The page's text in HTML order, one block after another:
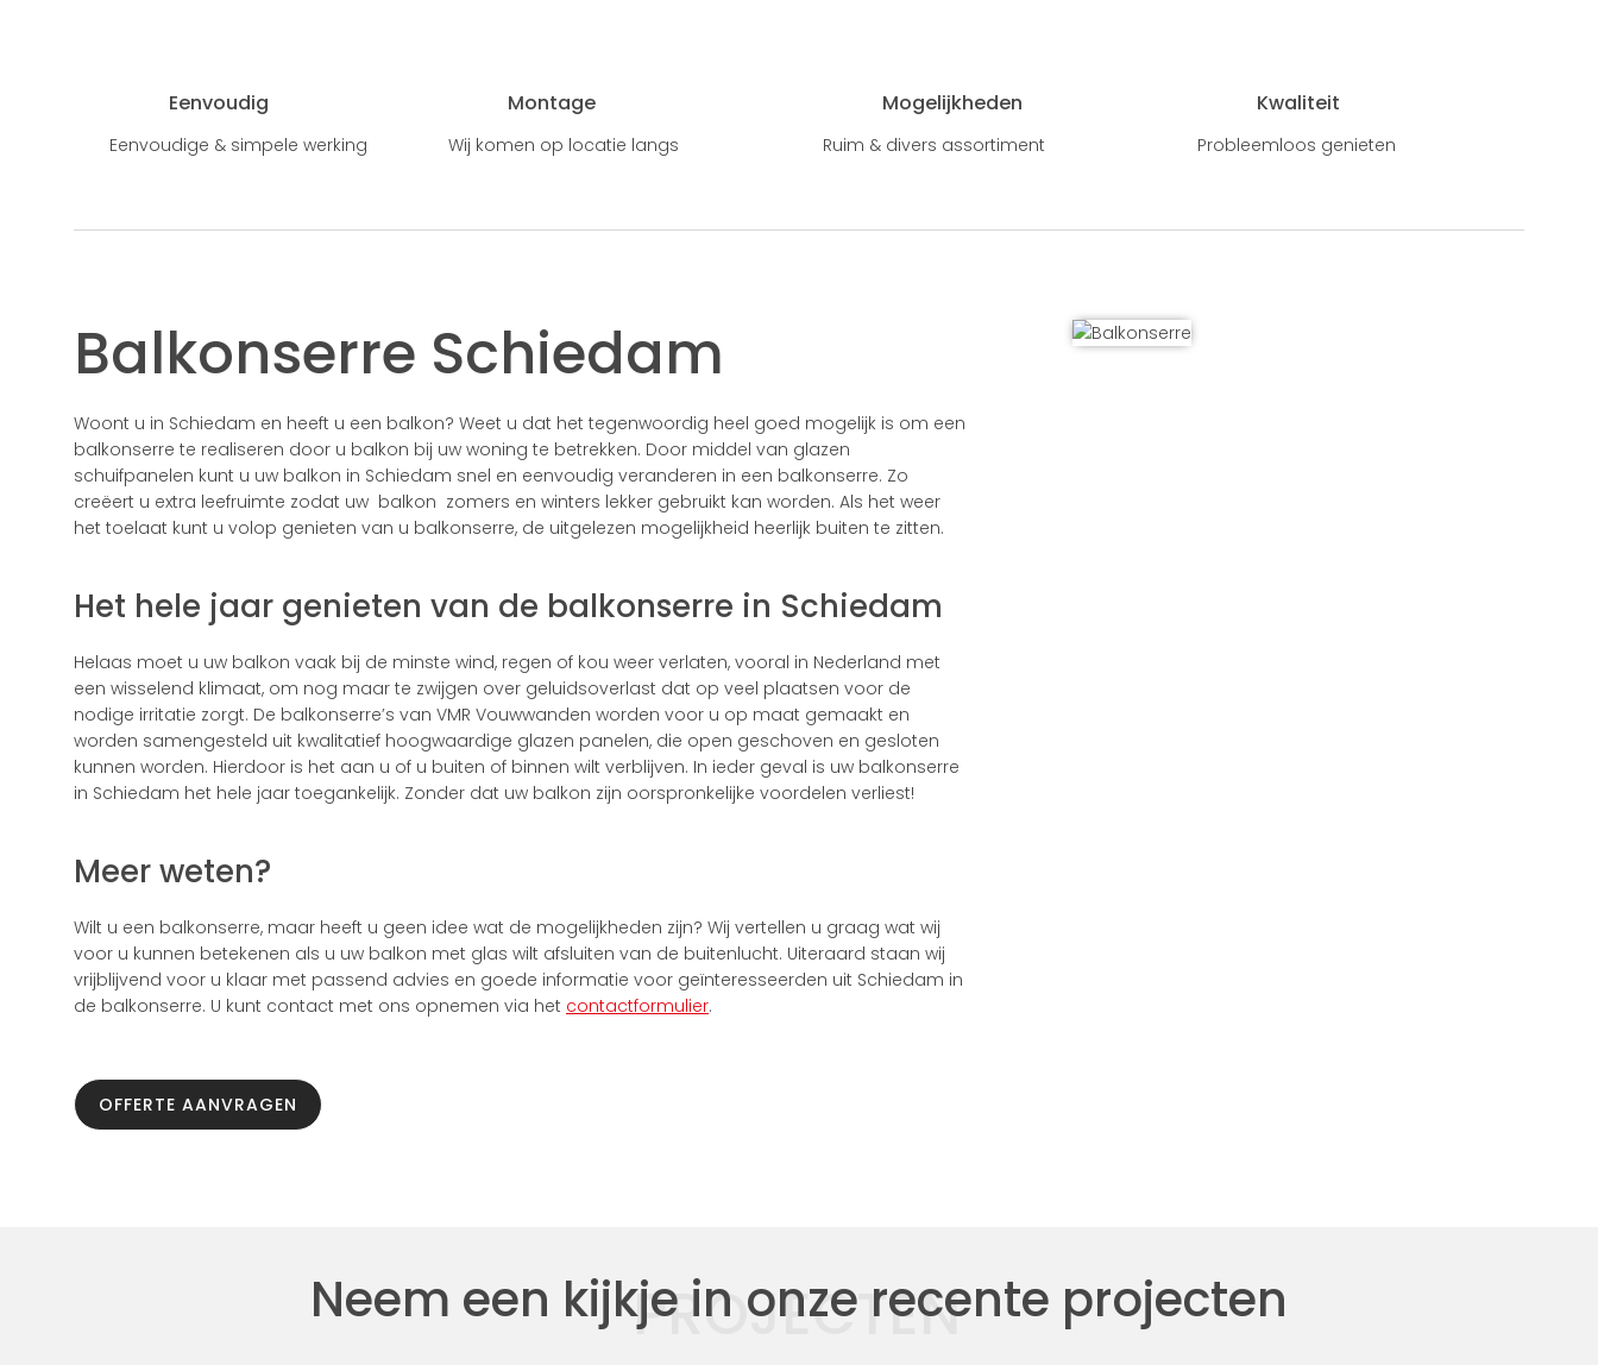
Eenvoudig
Eenvoudige & simpele werking
Montage
Wij komen op locatie langs
Mogelijkheden
Ruim & divers assortiment
Kwaliteit
Probleemloos genieten
Balkonserre Schiedam
Woont u in Schiedam en heeft u een balkon? Weet u dat het tegenwoordig heel goed mogelijk is om een
balkonserre te realiseren door u balkon bij uw woning te betrekken. Door middel van glazen
schuifpanelen kunt u uw balkon in Schiedam snel en eenvoudig veranderen in een balkonserre. Zo
creëert u extra leefruimte zodat uw balkon zomers en winters lekker gebruikt kan worden. Als het weer
het toelaat kunt u volop genieten van u balkonserre, de uitgelezen mogelijkheid heerlijk buiten te zitten.
Het hele jaar genieten van de balkonserre in Schiedam
Helaas moet u uw balkon vaak bij de minste wind, regen of kou weer verlaten, vooral in Nederland met
een wisselend klimaat, om nog maar te zwijgen over geluidsoverlast dat op veel plaatsen voor de
nodige irritatie zorgt. De balkonserre’s van VMR Vouwwanden worden voor u op maat gemaakt en
worden samengesteld uit kwalitatief hoogwaardige glazen panelen, die open geschoven en gesloten
kunnen worden. Hierdoor is het aan u of u buiten of binnen wilt verblijven. In ieder geval is uw balkonserre
in Schiedam het hele jaar toegankelijk. Zonder dat uw balkon zijn oorspronkelijke voordelen verliest!
Meer weten?
Wilt u een balkonserre, maar heeft u geen idee wat de mogelijkheden zijn? Wij vertellen u graag wat wij
voor u kunnen betekenen als u uw balkon met glas wilt afsluiten van de buitenlucht. Uiteraard staan wij
vrijblijvend voor u klaar met passend advies en goede informatie voor geïnteresseerden uit Schiedam in
de balkonserre. U kunt contact met ons opnemen via het contactformulier.
OFFERTE AANVRAGEN
PROJECTEN
Neem een kijkje in onze recente projecten